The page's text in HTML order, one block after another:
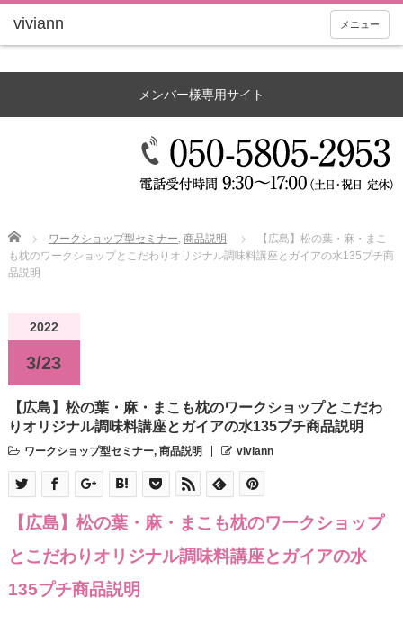
メニュー
メンバー様専用サイト
Home ワークショップ型セミナー, 商品説明
【広島】松の葉・麻・まこ
も枕のワークショップとこだわりオリジナル調味料講座とガイアの水135プチ商
品説明
2022
3/23
【広島】松の葉・麻・まこも枕のワークショップとこだわ
りオリジナル調味料講座とガイアの水135プチ商品説明
ワークショップ型セミナー, 商品説明 viviann
【広島】松の葉・麻・まこも枕のワークショップ
とこだわりオリジナル調味料講座とガイアの水
135プチ商品説明